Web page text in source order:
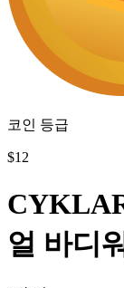
코인 등급
$12
얼 바디